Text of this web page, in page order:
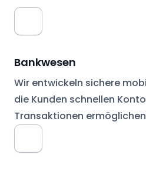
Bankwesen
Wir entwickeln sichere
die Kunden schnellen
Transaktionen